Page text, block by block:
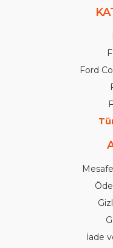
Ford
İade